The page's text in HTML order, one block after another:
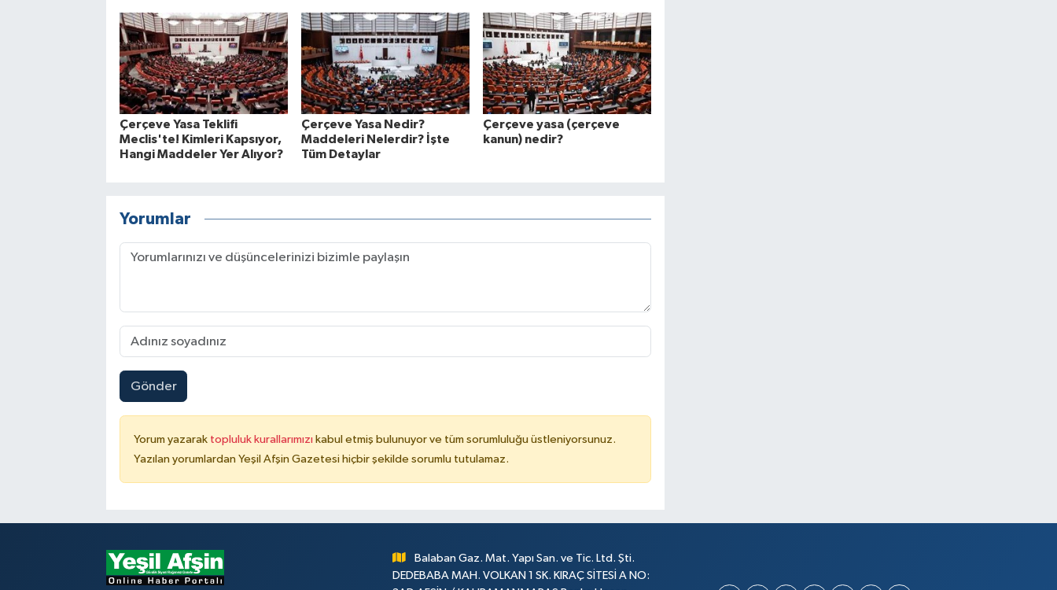
Çerçeve Yasa Teklifi
Meclis'te! Kimleri Kapsıyor,
Hangi Maddeler Yer Alıyor?
Çerçeve Yasa Nedir?
Maddeleri Nelerdir? İşte
Tüm Detaylar
Çerçeve yasa (çerçeve
kanun) nedir?
Yorumlar
Gönder
Yorum yazarak topluluk kurallarımızı kabul etmiş bulunuyor ve tüm sorumluluğu üstleniyorsunuz.
Yazılan yorumlardan Yeşil Afşin Gazetesi hiçbir şekilde sorumlu tutulamaz.
Balaban Gaz. Mat. Yapı San. ve Tic. Ltd. Şti.
DEDEBABA MAH. VOLKAN 1 SK. KIRAÇ SİTESİ A NO: